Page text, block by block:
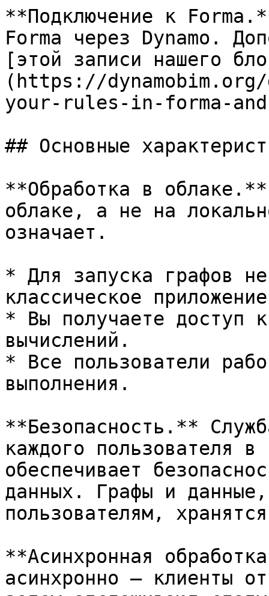
**Подключение к
Forma через Dynamo.
[этой записи нашего
(https://
your-rules-in-forma-
## Основные
**Обработка в
облаке, а не на
означает.
* Для запуска графов
классическое
* Вы получаете доступ
вычислений.
* Все пользователи
выполнения.
**Безопасность.**
каждого пользователя
обеспечивает
данных. Графы и
пользователям,
**Асинхронная
асинхронно — клиенты